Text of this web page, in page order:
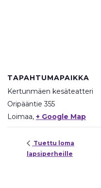
TAPAHTUMAPAIKKA
Kertunmäen kesäteatteri
Oripääntie 355
Loimaa, + Google Map
Tuettu loma
lapsiperheille